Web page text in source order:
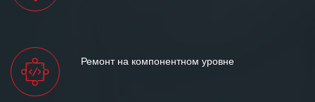
Ремонт на компонентном уровне